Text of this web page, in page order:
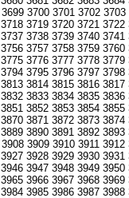
3699 3700 3701 3702 3703
3718 3719 3720 3721 3722
3737 3738 3739 3740 3741
3756 3757 3758 3759 3760
3775 3776 3777 3778 3779
3794 3795 3796 3797 3798
3813 3814 3815 3816 3817
3832 3833 3834 3835 3836
3851 3852 3853 3854 3855
3870 3871 3872 3873 3874
3889 3890 3891 3892 3893
3908 3909 3910 3911 3912
3927 3928 3929 3930 3931
3946 3947 3948 3949 3950
3965 3966 3967 3968 3969
3984 3985 3986 3987 3988